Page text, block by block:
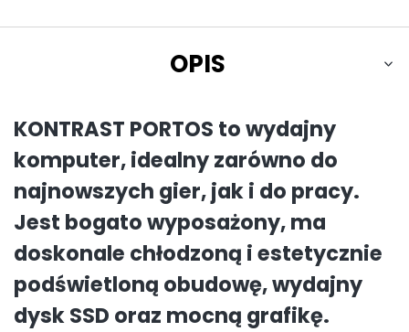
OPIS
KONTRAST PORTOS to wydajny
komputer, idealny zarówno do
najnowszych gier, jak i do pracy.
Jest bogato wyposażony, ma
doskonale chłodzoną i estetycznie
podświetloną obudowę, wydajny
dysk SSD oraz mocną grafikę.